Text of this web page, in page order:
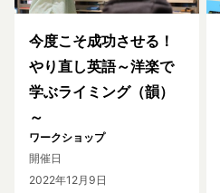
今度こそ成功させる！
やり直し英語～洋楽で
学ぶライミング（韻）
～
ワークショップ
開催日
2022年12月9日